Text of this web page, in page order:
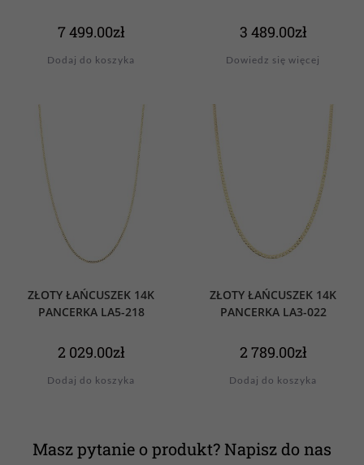
7 499.00zł
Dodaj do koszyka
3 489.00zł
Dowiedz się więcej
ZŁOTY ŁAŃCUSZEK 14K
PANCERKA LA5-218
2 029.00zł
Dodaj do koszyka
ZŁOTY ŁAŃCUSZEK 14K
PANCERKA LA3-022
2 789.00zł
Dodaj do koszyka
Masz pytanie o produkt? Napisz do nas